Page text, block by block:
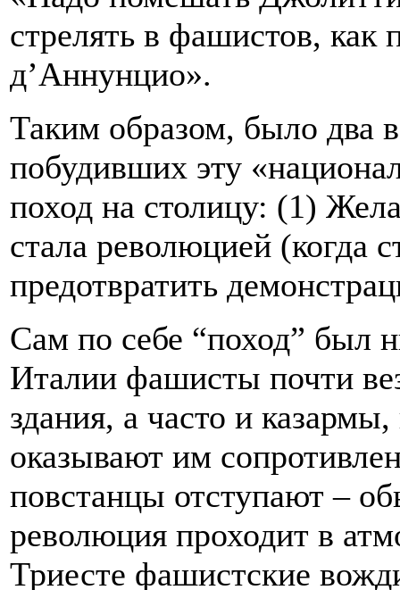
стрелять в фашистов, как
д’Аннунцио».
Таким образом, было два
побудивших эту
поход на столицу: (1)
стала революцией (когда
предотвратить
Сам по себе “поход” был
Италии фашисты почти
здания, а часто и
оказывают им
повстанцы отступают –
революция проходит в
Триесте фашистские